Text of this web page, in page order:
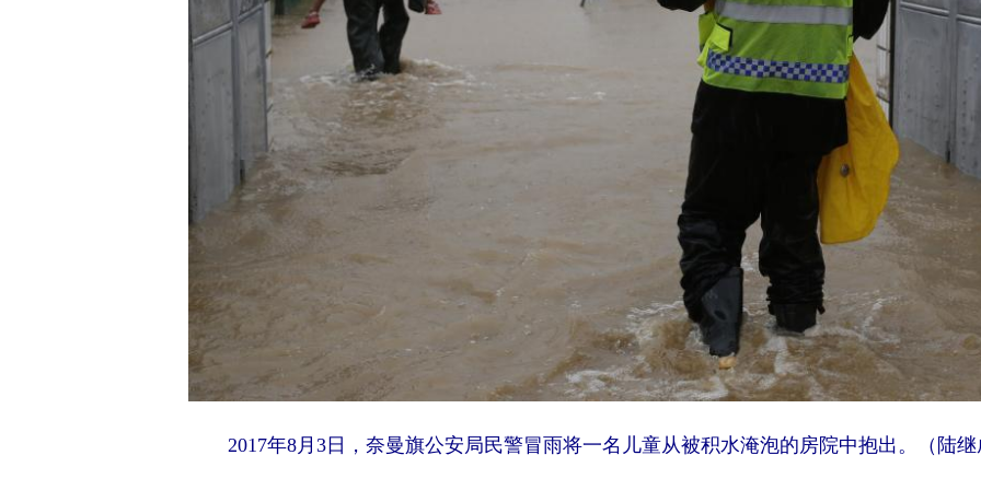
2017年8月3日，奈曼旗公安局民警冒雨将一名儿童从被积水淹泡的房院中抱出。（陆继